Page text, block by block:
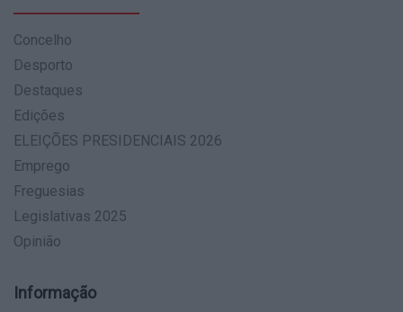
Concelho
Desporto
Destaques
Edições
ELEIÇÕES PRESIDENCIAIS 2026
Emprego
Freguesias
Legislativas 2025
Opinião
Informação